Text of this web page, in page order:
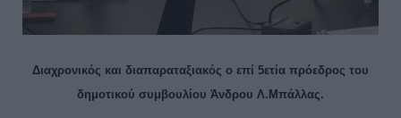
Διαχρονικός και διαπαραταξιακός ο επί 5ετία πρόεδρος του
δημοτικού συμβουλίου Άνδρου Λ.Μπάλλας.